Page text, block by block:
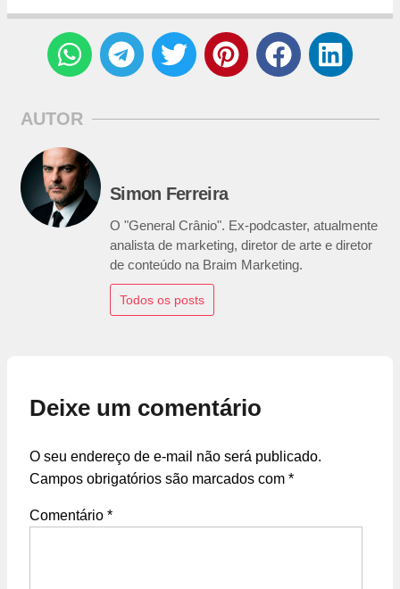
AUTOR
Simon Ferreira
O "General Crânio". Ex-podcaster, atualmente
analista de marketing, diretor de arte e diretor
de conteúdo na Braim Marketing.
Todos os posts
Deixe um comentário
O seu endereço de e-mail não será publicado.
Campos obrigatórios são marcados com *
Comentário *